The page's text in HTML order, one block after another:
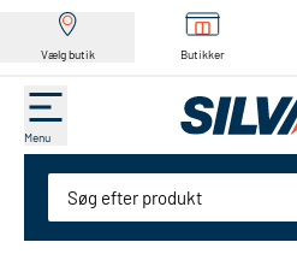
Vælg butik Butikker
Menu